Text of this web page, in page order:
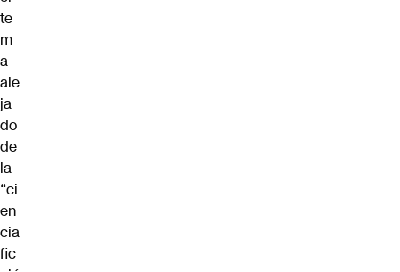
te
m
a
ale
ja
do
de
la
“ci
en
cia
fic